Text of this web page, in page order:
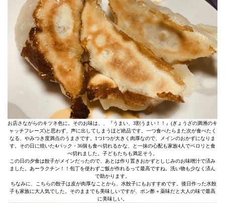
お店さながらのキツネ色に。そのお味は、、『うまい、3割うまい！！』(ぎょうざの満洲のキ
ャッチフレーズ)と思わず、声に出してしまうほど絶品です。一つ食べたらまた次が食べたく
なる、やみつき度満点のうまさです。1つ1つが大きく肉厚なので、メインのおかずになりま
す。その日に焼いた4パック・36個も食べ切れるかな、と一抹の心配も家族4人でペロリと食
べ切れました。子どもたちも満足そう。
この日の夕食は餃子がメインだったので、あとは作り置きおかずとしじみのお味噌汁で済み
ました。あーラクチン！！包丁を使わずご飯が作れるって最高ですね。洗い物も少なく済ん
で助かります。
ちなみに、こちらの餃子は皮が肉厚なことから、水餃子にもおすすめです。後日作った水餃
子も家族に大人気でした。そのままでも美味しいですが、ポン酢＋薬味だと大人の味で最高
に美味しい。